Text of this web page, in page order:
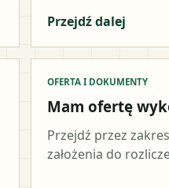
Przejdź dalej
OFERTA I DOKUMENTY
Mam ofertę
Przejdź przez
założenia do